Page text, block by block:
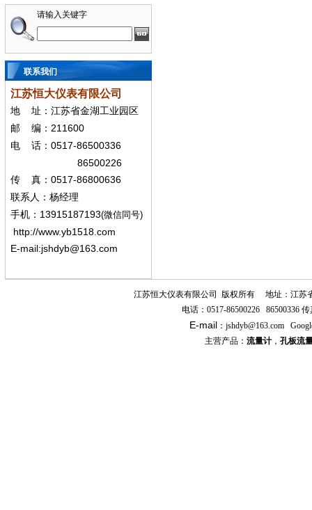
请输入关键字
联系我们
江苏恒大仪表有限公司
地
址：江苏省金湖工业园区
邮
编： 211600
电 话： 0517-86500336
86500226
传 真： 0517-86800636
联系人：杨经理
手机 ： 13915187193(微信同号)
http://www.yb1518.com
E-mail:jshdyb@163.com
江苏恒大仪表有限公司 版权所有
地址：江苏
电话： 0517-86500226 86500336 传
E-mail ： jshdyb@163.com
主营产品： 流量计， 孔板流